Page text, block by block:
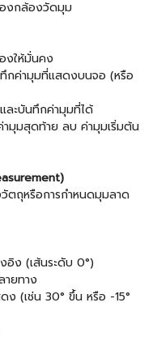
งกล้องวัดมุม
งให้มั่นคง
กค่ามุมที่แสดงบนจอ (หรือ
ะบันทึกค่ามุมที่ได้
มุมสุดท้าย ลบ ค่ามุมเริ่มต้น
ตถุหรือการกำหนดมุมลาด
ง (เส้นระดับ 0°)
ยทาง
ง (เช่น 30° ขึ้น หรือ -15°